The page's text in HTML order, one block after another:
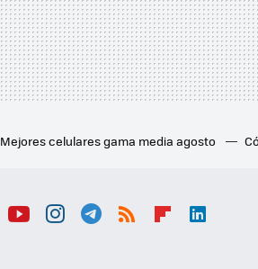
Mejores celulares gama media agosto